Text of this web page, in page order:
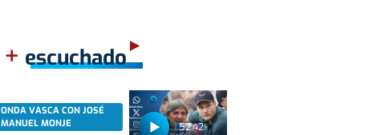
+ escuchado
52:42
ONDA VASCA CON JOSÉ
MANUEL MONJE